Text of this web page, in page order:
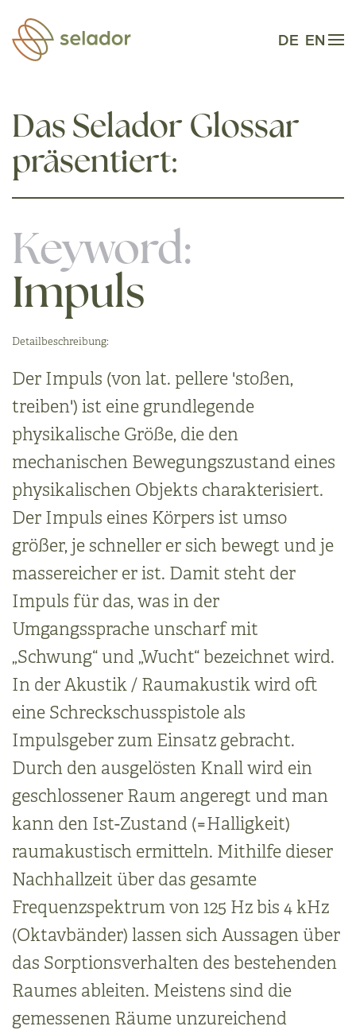
Zum Hauptinhalt springen DE EN
Das Selador Glossar
präsentiert:
Keyword:
Impuls
Detailbeschreibung:
Der Impuls (von lat. pellere 'stoßen,
treiben') ist eine grundlegende
physikalische Größe, die den
mechanischen Bewegungszustand eines
physikalischen Objekts charakterisiert.
Der Impuls eines Körpers ist umso
größer, je schneller er sich bewegt und je
massereicher er ist. Damit steht der
Impuls für das, was in der
Umgangssprache unscharf mit
„Schwung“ und „Wucht“ bezeichnet wird.
In der Akustik / Raumakustik wird oft
eine Schreckschusspistole als
Impulsgeber zum Einsatz gebracht.
Durch den ausgelösten Knall wird ein
geschlossener Raum angeregt und man
kann den Ist-Zustand (=Halligkeit)
raumakustisch ermitteln. Mithilfe dieser
Nachhallzeit über das gesamte
Frequenzspektrum von 125 Hz bis 4 kHz
(Oktavbänder) lassen sich Aussagen über
das Sorptionsverhalten des bestehenden
Raumes ableiten. Meistens sind die
gemessenen Räume unzureichend